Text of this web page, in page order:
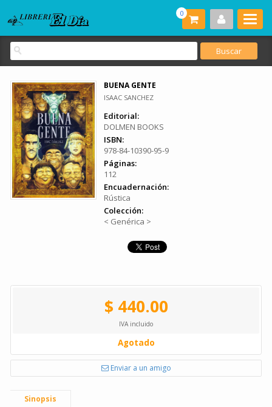
0
BUENA GENTE
ISAAC SANCHEZ
Editorial:
DOLMEN BOOKS
ISBN:
978-84-10390-95-9
Páginas:
112
Encuadernación:
Rústica
Colección:
< Genérica >
$ 440.00
IVA incluido
Agotado
Enviar a un amigo
Sinopsis